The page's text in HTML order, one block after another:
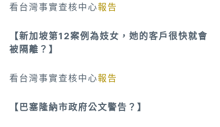
看台灣事實查核中心報告
【新加坡第12案例為妓女，她的客戶很快就會
被隔離？】
看台灣事實查核中心報告
【巴塞隆納市政府公文警告？】